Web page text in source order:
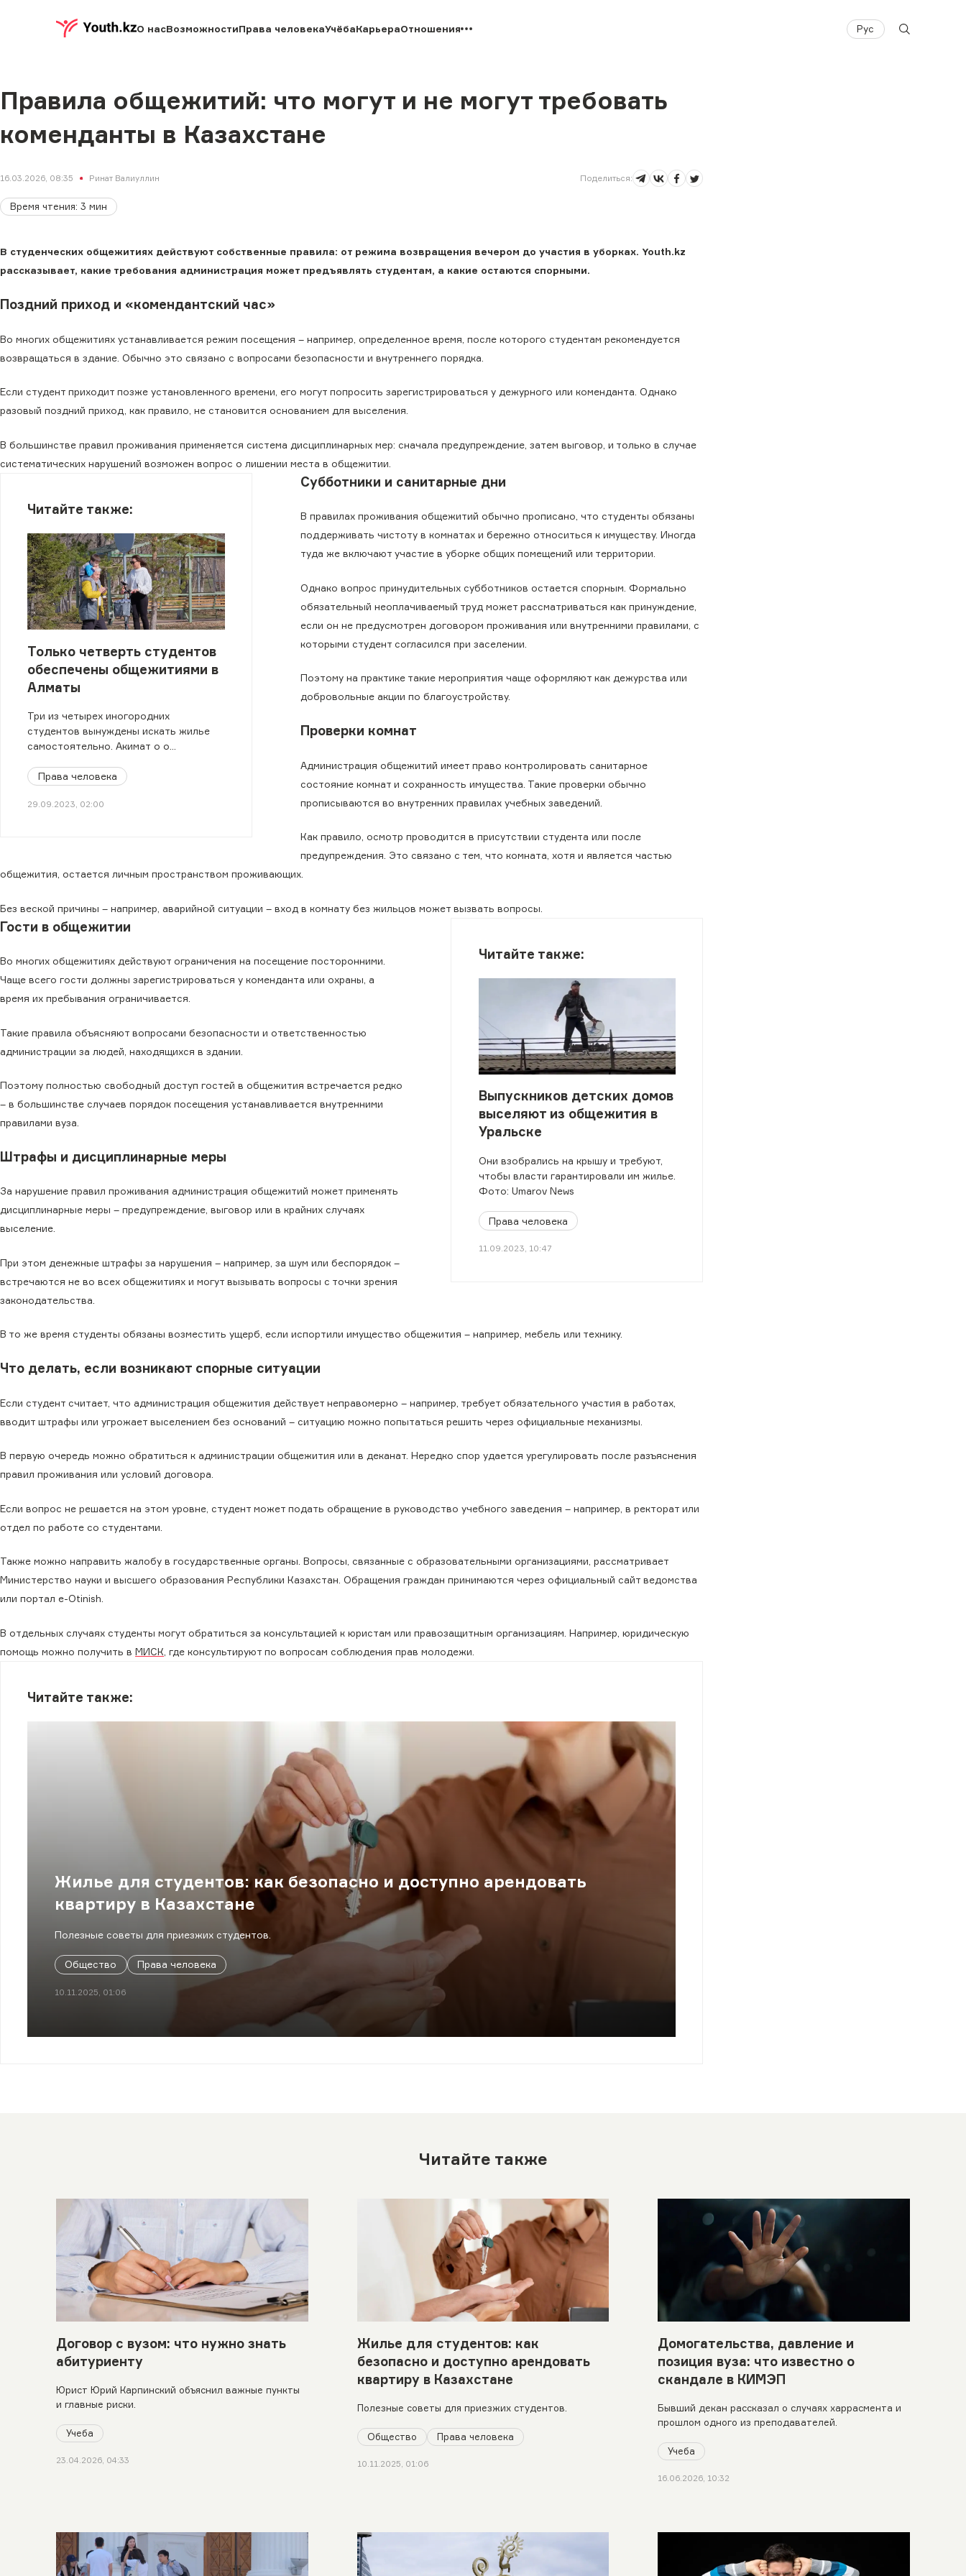
О насВозможностиПрава человекаУчёбаКарьераОтношения Рус
Правила общежитий: что могут и не могут требовать
коменданты в Казахстане
16.03.2026, 08:35 Ринат Валиуллин Поделиться:
Время чтения: 3 мин
В студенческих общежитиях действуют собственные правила: от режима возвращения вечером до участия в уборках. Youth.kz
рассказывает, какие требования администрация может предъявлять студентам, а какие остаются спорными.
Поздний приход и «комендантский час»
Во многих общежитиях устанавливается режим посещения – например, определенное время, после которого студентам рекомендуется
возвращаться в здание. Обычно это связано с вопросами безопасности и внутреннего порядка.
Если студент приходит позже установленного времени, его могут попросить зарегистрироваться у дежурного или коменданта. Однако
разовый поздний приход, как правило, не становится основанием для выселения.
В большинстве правил проживания применяется система дисциплинарных мер: сначала предупреждение, затем выговор, и только в случае
систематических нарушений возможен вопрос о лишении места в общежитии.
Читайте также:
Только четверть студентов
обеспечены общежитиями в
Алматы
Три из четырех иногородних
студентов вынуждены искать жилье
самостоятельно. Акимат о о
Права человека
29.09.2023, 02:00
Субботники и санитарные дни
В правилах проживания общежитий обычно прописано, что студенты обязаны
поддерживать чистоту в комнатах и бережно относиться к имуществу. Иногда
туда же включают участие в уборке общих помещений или территории.
Однако вопрос принудительных субботников остается спорным. Формально
обязательный неоплачиваемый труд может рассматриваться как принуждение,
если он не предусмотрен договором проживания или внутренними правилами, с
которыми студент согласился при заселении.
Поэтому на практике такие мероприятия чаще оформляют как дежурства или
добровольные акции по благоустройству.
Проверки комнат
Администрация общежитий имеет право контролировать санитарное
состояние комнат и сохранность имущества. Такие проверки обычно
прописываются во внутренних правилах учебных заведений.
Как правило, осмотр проводится в присутствии студента или после
предупреждения. Это связано с тем, что комната, хотя и является частью
общежития, остается личным пространством проживающих.
Без веской причины – например, аварийной ситуации – вход в комнату без жильцов может вызвать вопросы.
Читайте также:
Выпускников детских домов
выселяют из общежития в
Уральске
Они взобрались на крышу и требуют,
чтобы власти гарантировали им жилье.
Фото: Umarov News
Права человека
11.09.2023, 10:47
Гости в общежитии
Во многих общежитиях действуют ограничения на посещение посторонними.
Чаще всего гости должны зарегистрироваться у коменданта или охраны, а
время их пребывания ограничивается.
Такие правила объясняют вопросами безопасности и ответственностью
администрации за людей, находящихся в здании.
Поэтому полностью свободный доступ гостей в общежития встречается редко
– в большинстве случаев порядок посещения устанавливается внутренними
правилами вуза.
Штрафы и дисциплинарные меры
За нарушение правил проживания администрация общежитий может применять
дисциплинарные меры – предупреждение, выговор или в крайних случаях
выселение.
При этом денежные штрафы за нарушения – например, за шум или беспорядок –
встречаются не во всех общежитиях и могут вызывать вопросы с точки зрения
законодательства.
В то же время студенты обязаны возместить ущерб, если испортили имущество общежития – например, мебель или технику.
Что делать, если возникают спорные ситуации
Если студент считает, что администрация общежития действует неправомерно – например, требует обязательного участия в работах,
вводит штрафы или угрожает выселением без оснований – ситуацию можно попытаться решить через официальные механизмы.
В первую очередь можно обратиться к администрации общежития или в деканат. Нередко спор удается урегулировать после разъяснения
правил проживания или условий договора.
Если вопрос не решается на этом уровне, студент может подать обращение в руководство учебного заведения – например, в ректорат или
отдел по работе со студентами.
Также можно направить жалобу в государственные органы. Вопросы, связанные с образовательными организациями, рассматривает
Министерство науки и высшего образования Республики Казахстан. Обращения граждан принимаются через официальный сайт ведомства
или портал e-Otinish.
В отдельных случаях студенты могут обратиться за консультацией к юристам или правозащитным организациям. Например, юридическую
помощь можно получить в МИСК , где консультируют по вопросам соблюдения прав молодежи.
Читайте также:
Жилье для студентов: как безопасно и доступно арендовать
квартиру в Казахстане
Полезные советы для приезжих студентов.
Общество Права человека
10.11.2025, 01:06
Читайте также
Договор с вузом: что нужно знать
абитуриенту
Юрист Юрий Карпинский объяснил важные пункты
и главные риски.
Учеба
23.04.2026, 04:33
Жилье для студентов: как
безопасно и доступно арендовать
квартиру в Казахстане
Полезные советы для приезжих студентов.
Общество Права человека
10.11.2025, 01:06
Домогательства, давление и
позиция вуза: что известно о
скандале в КИМЭП
Бывший декан рассказал о случаях харрасмента и
прошлом одного из преподавателей.
Учеба
16.06.2026, 10:32